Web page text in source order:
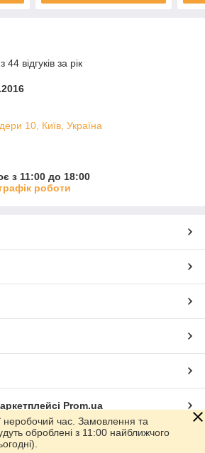
відгуків за рік
10, Київ, Україна
з 11:00 до 18:00
роботи
Prom.ua
неробочий час. Замовлення та
оброблені з 11:00 найближчого